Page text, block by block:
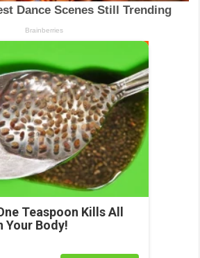
Teaspoon Kills All
Your Body!